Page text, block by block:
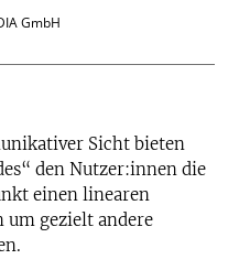
GmbH
Sicht bieten
den Nutzer:innen die
einen linearen
um gezielt andere